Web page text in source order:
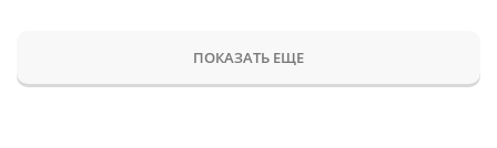
ПОКАЗАТЬ ЕЩЕ